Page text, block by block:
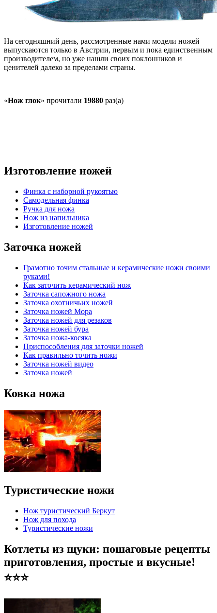
На сегодняшний день, рассмотренные нами модели ножей
выпускаются только в Австрии, первым и пока единственным
производителем, но уже нашли своих поклонников и
ценителей далеко за пределами страны.
«Нож глок» прочитали 19880 раз(а)
Изготовление ножей
Финка с наборной рукоятью
Самодельная финка
Ручка для ножа
Нож из напильника
Изготовление ножей
Заточка ножей
Грамотно точим стальные и керамические ножи своими
руками!
Как заточить керамический нож
Заточка сапожного ножа
Заточка охотничьих ножей
Заточка ножей Мора
Заточка ножей для резаков
Заточка ножей бура
Заточка ножа-косяка
Приспособления для заточки ножей
Как правильно точить ножи
Заточка ножей видео
Заточка ножей
Ковка ножа
Туристические ножи
Нож туристический Беркут
Нож для похода
Туристические ножи
Котлеты из щуки: пошаговые рецепты
приготовления, простые и вкусные!
⭐️⭐️⭐️